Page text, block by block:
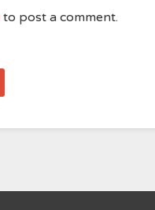
to post a comment.